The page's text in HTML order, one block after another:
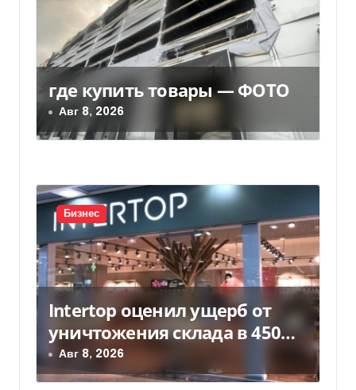
о
з
а
п
и
с
я
м
где купить товары — ФОТО
Авг 8, 2026
Бизнес
Intertop оценил ущерб от
уничтожения склада в 450
млн грн
Авг 8, 2026